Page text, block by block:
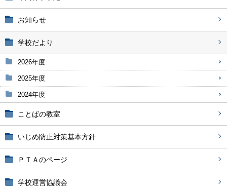
お知らせ
学校だより
2026年度
2025年度
2024年度
ことばの教室
いじめ防止対策基本方針
ＰＴＡのページ
学校運営協議会